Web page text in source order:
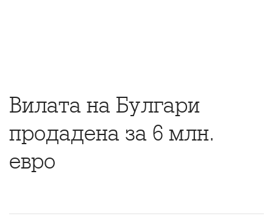
Вилата на Булгари
продадена за 6 млн.
евро